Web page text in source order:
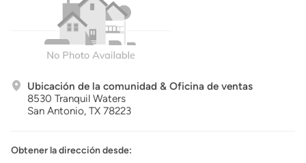
Ubicación de la comunidad & Oficina de ventas
8530 Tranquil Waters
San Antonio, TX 78223
Obtener la dirección desde: